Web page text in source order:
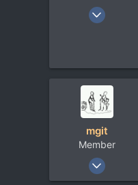
7 Сен 2011
64
mgit
Member
4 Фев 2010
85